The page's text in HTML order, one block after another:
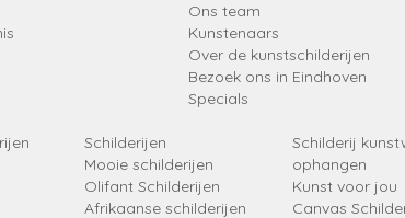
Ons team
Kunstenaars
Over de kunstschilderijen
Bezoek ons in Eindhoven
Specials
Schilderijen
Mooie schilderijen
Olifant Schilderijen
Afrikaanse schilderijen
Schilderij
ophangen
Kunst voor jou
Canvas